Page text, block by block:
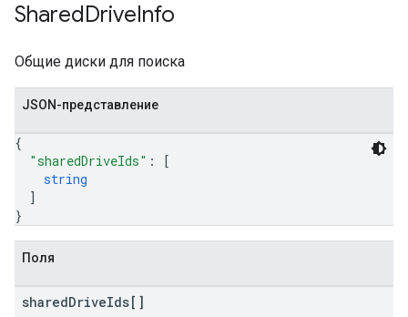
SharedDriveInfo
Общие диски для поиска
JSON-представление
{
"sharedDriveIds" :
[
string
]
}
Поля
sharedDriveIds[]